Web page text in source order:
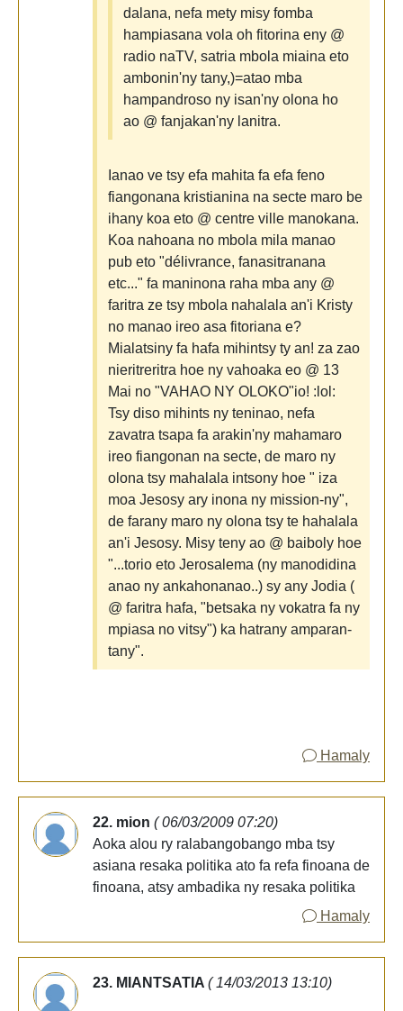
dalana, nefa mety misy fomba
hampiasana vola oh fitorina eny @
radio naTV, satria mbola miaina eto
ambonin'ny tany,)=atao mba
hampandroso ny isan'ny olona ho
ao @ fanjakan'ny lanitra.
Ianao ve tsy efa mahita fa efa feno
fiangonana kristianina na secte maro be
ihany koa eto @ centre ville manokana.
Koa nahoana no mbola mila manao
pub eto "délivrance, fanasitranana
etc..." fa maninona raha mba any @
faritra ze tsy mbola nahalala an'i Kristy
no manao ireo asa fitoriana e?
Mialatsiny fa hafa mihintsy ty an! za zao
nieritreritra hoe ny vahoaka eo @ 13
Mai no "VAHAO NY OLOKO"io! :lol:
Tsy diso mihints ny teninao, nefa
zavatra tsapa fa arakin'ny mahamaro
ireo fiangonan na secte, de maro ny
olona tsy mahalala intsony hoe " iza
moa Jesosy ary inona ny mission-ny",
de farany maro ny olona tsy te hahalala
an'i Jesosy. Misy teny ao @ baiboly hoe
"...torio eto Jerosalema (ny manodidina
anao ny ankahonanao..) sy any Jodia (
@ faritra hafa, "betsaka ny vokatra fa ny
mpiasa no vitsy") ka hatrany amparan-
tany".
Hamaly
22. mion ( 06/03/2009 07:20)
Aoka alou ry ralabangobango mba tsy
asiana resaka politika ato fa refa finoana de
finoana, atsy ambadika ny resaka politika
Hamaly
23. MIANTSATIA ( 14/03/2013 13:10)